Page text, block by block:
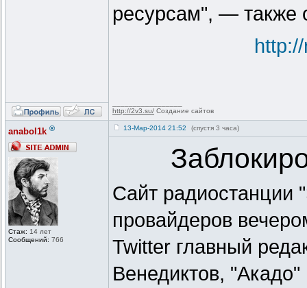
ресурсам", — также
http://2v3.su/ Создание сайтов
anabol1k ®
Стаж: 14 лет
Сообщений: 766
13-Мар-2014 21:52 (спустя 3 часа)
Сайт радиостанции
провайдеров
Twitter главный
Венедиктов, "Акадо"